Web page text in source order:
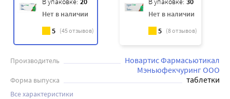
Нет в наличии
5 (45отзывов)
Нет в наличии
5 (8отзывов)
Производитель
Новартис Фармасьютикал
Мэньюфекчуринг ООО
Форма выпуска таблетки
Все характеристики